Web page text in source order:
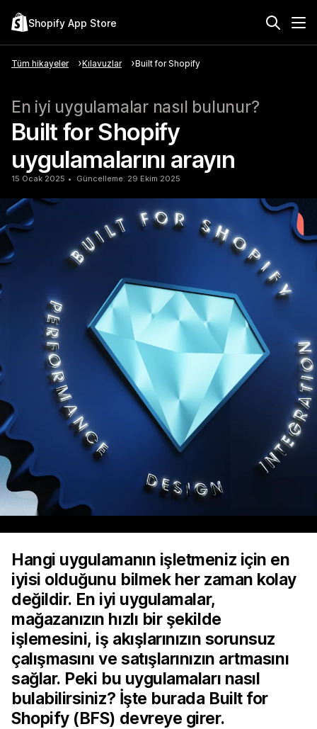
Shopify App Store
Tüm hikayeler Kılavuzlar Built for Shopify
En iyi uygulamalar nasıl bulunur?
Built for Shopify
uygulamalarını arayın
15 Ocak 2025 Güncelleme: 29 Ekim 2025
Hangi uygulamanın işletmeniz için en
iyisi olduğunu bilmek her zaman kolay
değildir. En iyi uygulamalar,
mağazanızın hızlı bir şekilde
işlemesini, iş akışlarınızın sorunsuz
çalışmasını ve satışlarınızın artmasını
sağlar. Peki bu uygulamaları nasıl
bulabilirsiniz? İşte burada Built for
Shopify (BFS) devreye girer.